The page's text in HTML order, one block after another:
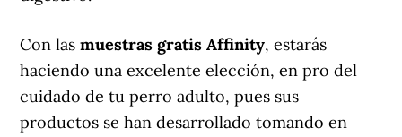
Con lasmuestras gratis Affinity, estarás
haciendo una excelente elección, en pro del
cuidado de tu perro adulto, pues sus
productos se han desarrollado tomando en